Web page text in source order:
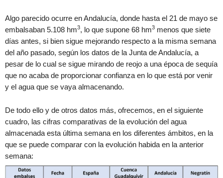
Algo parecido ocurre en Andalucía, donde hasta el 21 de mayo se
embalsaban 5.108 hm3, lo que supone 68 hm3 menos que siete
días antes, si bien sigue mejorando respecto a la misma semana
del año pasado, según los datos de la Junta de Andalucía, a
pesar de lo cual se sigue mirando de reojo a una época de sequía
que no acaba de proporcionar confianza en lo que está por venir
y el agua que se vaya almacenando.
De todo ello y de otros datos más, ofrecemos, en el siguiente
cuadro, las cifras comparativas de la evolución del agua
almacenada esta última semana en los diferentes ámbitos, en la
que se puede comparar con la evolución habida en la anterior
semana: